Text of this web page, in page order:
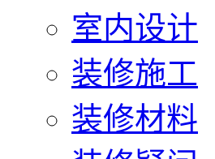
室内设计
装修施工
装修材料